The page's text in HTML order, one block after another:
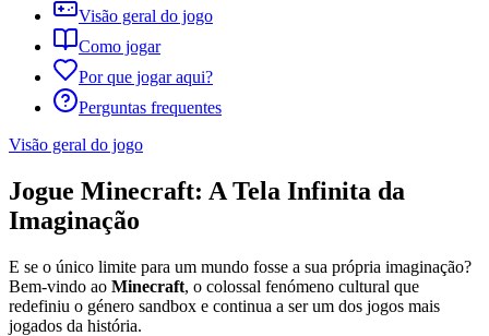
Visão geral do jogo
Como jogar
Por que jogar aqui?
Perguntas frequentes
Visão geral do jogo
Jogue Minecraft: A Tela Infinita da
Imaginação
E se o único limite para um mundo fosse a sua própria imaginação?
Bem-vindo ao Minecraft, o colossal fenómeno cultural que
redefiniu o género sandbox e continua a ser um dos jogos mais
jogados da história.